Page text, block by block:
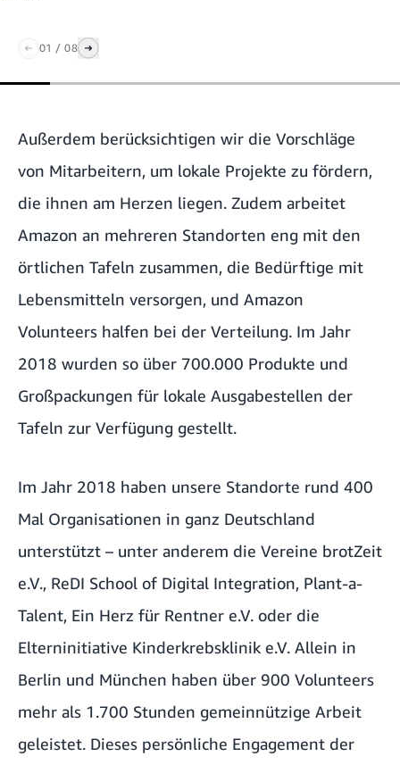
01 / 08
Außerdem berücksichtigen wir die Vorschläge
von Mitarbeitern, um lokale Projekte zu fördern,
die ihnen am Herzen liegen. Zudem arbeitet
Amazon an mehreren Standorten eng mit den
örtlichen Tafeln zusammen, die Bedürftige mit
Lebensmitteln versorgen, und Amazon
Volunteers halfen bei der Verteilung. Im Jahr
2018 wurden so über 700.000 Produkte und
Großpackungen für lokale Ausgabestellen der
Tafeln zur Verfügung gestellt.
Im Jahr 2018 haben unsere Standorte rund 400
Mal Organisationen in ganz Deutschland
unterstützt – unter anderem die Vereine brotZeit
e.V., ReDI School of Digital Integration, Plant-a-
Talent, Ein Herz für Rentner e.V. oder die
Elterninitiative Kinderkrebsklinik e.V. Allein in
Berlin und München haben über 900 Volunteers
mehr als 1.700 Stunden gemeinnützige Arbeit
geleistet. Dieses persönliche Engagement der